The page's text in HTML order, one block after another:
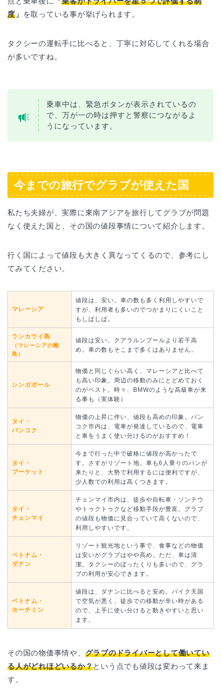
度」 を取っている事が挙げられます。
タクシーの運転手に比べると、丁寧に対応してくれる場合
が多いですね。
乗車中は、緊急ボタンが表示されているの
で、万が一の時は押すと警察につながるよ
うになっています。
今までの旅行でグラブが使えた国
私たち夫婦が、実際に東南アジアを旅行してグラブが問題
なく使えた国と、その国の値段事情について紹介します。
行く国によって値段も大きく異なってくるので、参考にし
てみてください。
マレーシア
値段は、安い。車の数も多く利用しやすいで
すが、利用者も多いのでつかまりにくいこと
もしばしば。
ランカウイ島
（マレーシアの離
島）
値段は安い。クアラルンプールより若干高
め。車の数もそこまで多くはありません。
シンガポール
物価と同じぐらい高く、マレーシアと比べて
も高い印象。周辺の移動のみにとどめておく
のがベスト。時々、BMWのような高級車が来
る事も（実体験）
タイ・
バンコク
物価の上昇に伴い、値段も高めの印象。バン
コク市内は、電車が発達しているので、電車
と車をうまく使い分けるのがおすすめ！
タイ・
プーケット
今まで行った中で破格に値段が高かったで
す。さすがリゾート地。車も6人乗りのバンが
来たりと、大勢で利用するには便利ですが、
少人数での利用は高くつきます。
タイ・
チェンマイ
チェンマイ市内は、徒歩や自転車・ソンテウ
やトゥクトゥクなど移動手段が豊富。グラブ
の値段も物価に見合っていて高くないので、
利用しやすいです。
ベトナム・
ダナン
リゾート観光地という事で、食事などの物価
は安いがグラブはやや高め。ただ、車は清
潔。タクシーのぼったくりも多いので、グラ
ブの利用が安心できます。
ベトナム・
ホーチミン
値段は、ダナンに比べると安め。バイク天国
で空気が悪く、徒歩での移動が辛い時がある
ので、上手に使い分けると動きやすいと思い
ます。
その国の物価事情や、 グラブのドライバーとして働いてい
る人がどれほどいるか？という点でも値段は変わって来ま
す。